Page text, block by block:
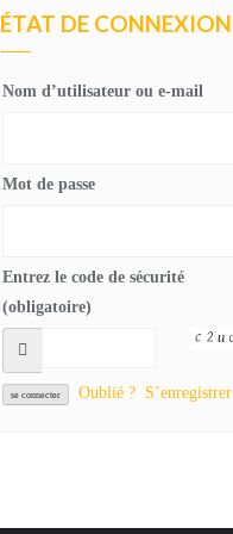
ÉTAT DE CONNEXION
Nom d’utilisateur ou e-mail
Mot de passe
Entrez le code de sécurité
(obligatoire)
Oublié ? S’enregistrer